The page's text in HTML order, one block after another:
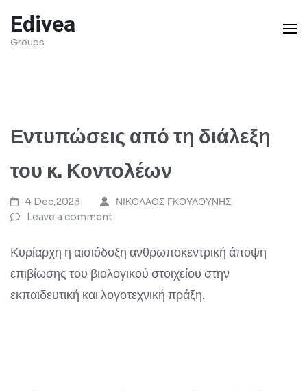
to
content
Edivea
Groups
Εντυπώσεις από τη διάλεξη
του κ. Κοντολέων
4 Dec,2023
ΝΙΚΟΛΑΟΣ ΓΚΟΥΛΟΥΝΗΣ
Leave a comment
Κυρίαρχη η αισιόδοξη ανθρωποκεντρική άποψη
επιβίωσης του βιολογικού στοιχείου στην
εκπαιδευτική και λογοτεχνική πράξη.